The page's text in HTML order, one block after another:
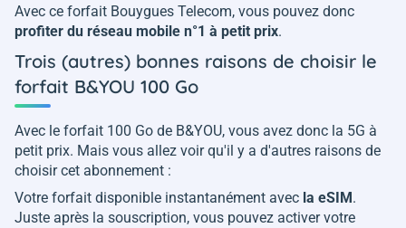
Avec ce forfait Bouygues Telecom, vous pouvez donc
profiter du réseau mobile n°1 à petit prix.
Trois (autres) bonnes raisons de choisir le
forfait B&YOU 100 Go
Avec le forfait 100 Go de B&YOU, vous avez donc la 5G à
petit prix. Mais vous allez voir qu'il y a d'autres raisons de
choisir cet abonnement :
Votre forfait disponible instantanément avec la eSIM .
Juste après la souscription, vous pouvez activer votre